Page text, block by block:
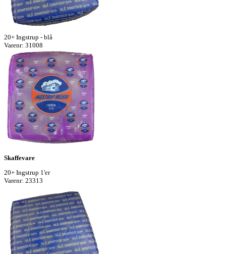
20+ Ingstrup - blå
Varenr: 31008
Skaffevare
20+ Ingstrup 1'er
Varenr: 23313